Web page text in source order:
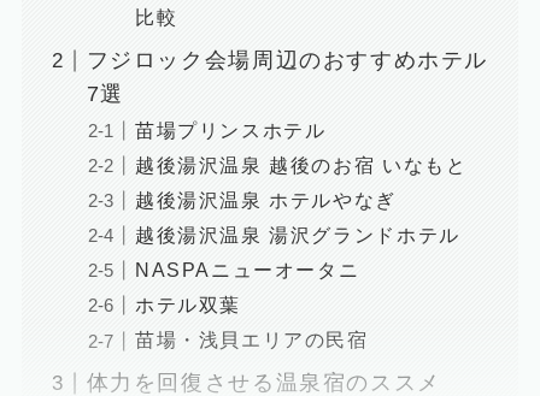
比較
フジロック会場周辺のおすすめホテル
7選
苗場プリンスホテル
越後湯沢温泉 越後のお宿 いなもと
越後湯沢温泉 ホテルやなぎ
越後湯沢温泉 湯沢グランドホテル
NASPAニューオータニ
ホテル双葉
苗場・浅貝エリアの民宿
体力を回復させる温泉宿のススメ